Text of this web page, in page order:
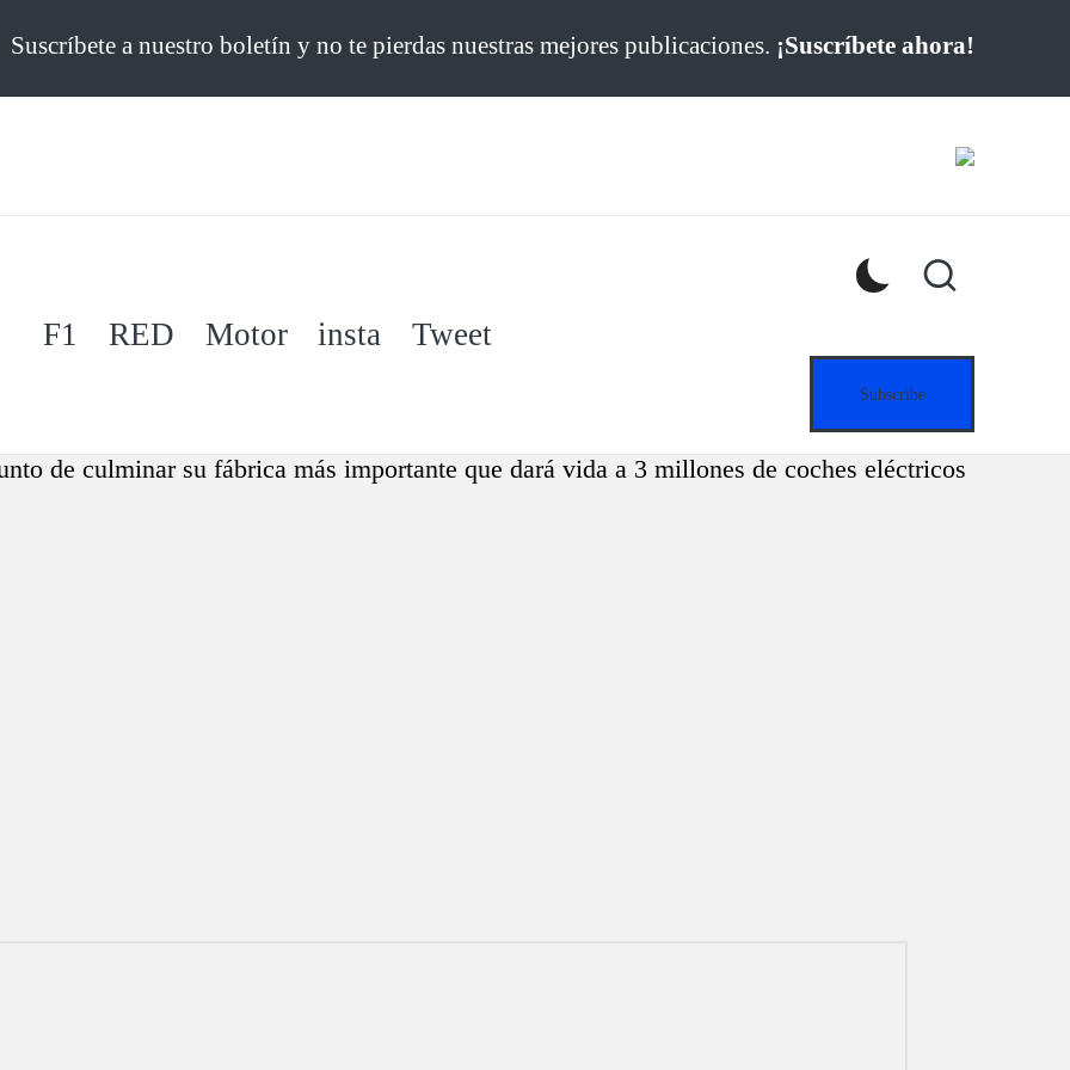
Suscríbete a nuestro boletín y no te pierdas nuestras mejores publicaciones. ¡Suscríbete ahora!
F1 RED Motor insta Tweet
Subscribe
de culminar su fábrica más importante que dará vida a 3 millones de coches eléctricos